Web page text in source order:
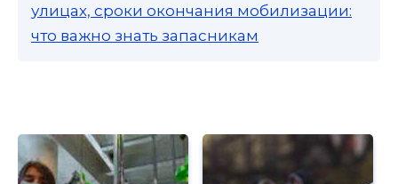
улицах, сроки окончания мобилизации:
что важно знать запасникам